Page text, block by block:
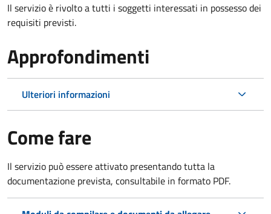
Il servizio è rivolto a tutti i soggetti interessati in possesso dei
requisiti previsti.
Approfondimenti
Ulteriori informazioni
Come fare
Il servizio può essere attivato presentando tutta la
documentazione prevista, consultabile in formato PDF.